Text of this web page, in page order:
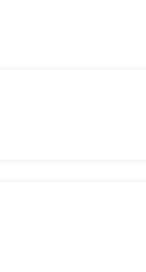
sans complications.
du marché.
des plateformes et des dApps.